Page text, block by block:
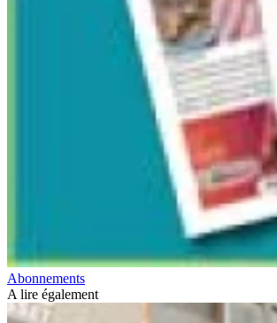
Abonnements
A lire également